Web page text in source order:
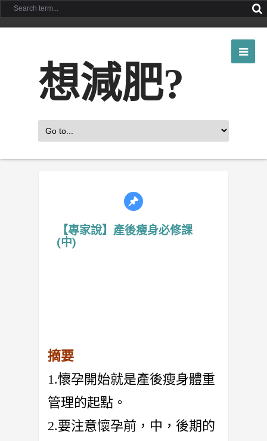
想減肥?
【專家說】產後瘦身必修課
(中)
摘要
1.懷孕開始就是產後瘦身體重
管理的起點。
2.要注意懷孕前，中，後期的